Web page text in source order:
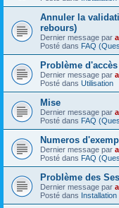
Annuler la
rebours)
Dernier message par
Posté dans FAQ
Problème
Dernier message par
Posté dans Utilisation
Mise
Dernier message par
Posté dans FAQ
Numeros
Dernier message par
Posté dans FAQ
Problème des
Dernier message par
Posté dans Installation